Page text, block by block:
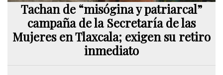
Tachan de “misógina y patriarcal”
campaña de la Secretaría de las
Mujeres en Tlaxcala; exigen su retiro
inmediato